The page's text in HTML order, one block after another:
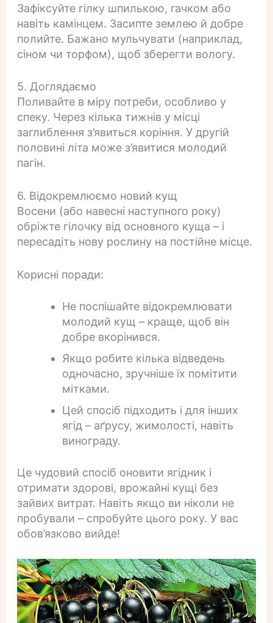
Зафіксуйте гілку шпилькою, гачком або
навіть камінцем. Засипте землею й добре
полийте. Бажано мульчувати (наприклад,
сіном чи торфом), щоб зберегти вологу.
5. Доглядаємо
Поливайте в міру потреби, особливо у
спеку. Через кілька тижнів у місці
заглиблення з’явиться коріння. У другій
половині літа може з’явитися молодий
пагін.
6. Відокремлюємо новий кущ
Восени (або навесні наступного року)
обріжте гілочку від основного куща – і
пересадіть нову рослину на постійне місце.
Корисні поради:
Не поспішайте відокремлювати
молодий кущ – краще, щоб він
добре вкорінився.
Якщо робите кілька відведень
одночасно, зручніше їх помітити
мітками.
Цей спосіб підходить і для інших
ягід – аґрусу, жимолості, навіть
винограду.
Це чудовий спосіб оновити ягідник і
отримати здорові, врожайні кущі без
зайвих витрат. Навіть якщо ви ніколи не
пробували – спробуйте цього року. У вас
обов’язково вийде!